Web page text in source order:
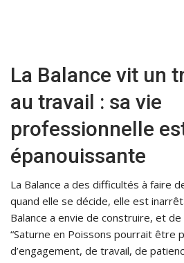
La Balance vit un
au travail : sa vie
professionnelle
épanouissante
La Balance a des difficultés à faire
quand elle se décide, elle est
Balance a envie de construire, et
“Saturne en Poissons pourrait être
d’engagement, de travail, de